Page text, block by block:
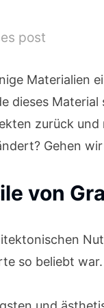
post
Materialien
dieses
zurück
Gehen
von
so beliebt war.